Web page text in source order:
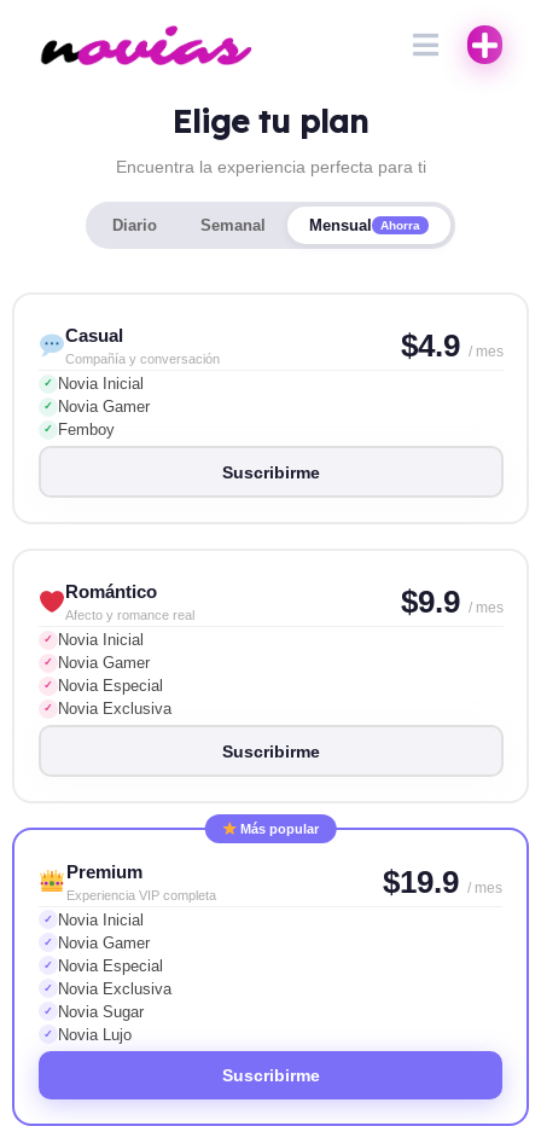
Elige tu plan
Encuentra la experiencia perfecta para ti
Diario Semanal Mensual Ahorra
Casual
Compañía y conversación $4.9 / mes
✓ Novia Inicial
✓ Novia Gamer
✓ Femboy
Suscribirme
Romántico
Afecto y romance real $9.9 / mes
✓ Novia Inicial
✓ Novia Gamer
✓ Novia Especial
✓ Novia Exclusiva
Suscribirme
Más popular
Premium
Experiencia VIP completa $19.9 / mes
✓ Novia Inicial
✓ Novia Gamer
✓ Novia Especial
✓ Novia Exclusiva
✓ Novia Sugar
✓ Novia Lujo
Suscribirme